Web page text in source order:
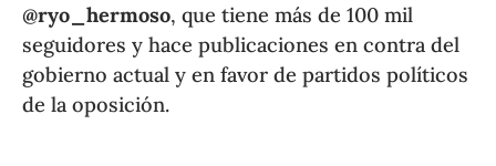
@ryo_hermoso, que tiene más de 100 mil
seguidores y hace publicaciones en contra del
gobierno actual y en favor de partidos políticos
de la oposición.